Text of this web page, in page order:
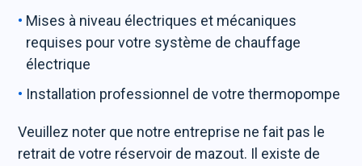
Mises à niveau électriques et mécaniques
requises pour votre système de chauffage
électrique
Installation professionnel de votre thermopompe
Veuillez noter que notre entreprise ne fait pas le
retrait de votre réservoir de mazout. Il existe de